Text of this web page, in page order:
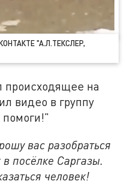
"А.Л.ТЕКСЛЕР,
на
видео в группу
вас разобраться
посёлке Саргазы.
человек!